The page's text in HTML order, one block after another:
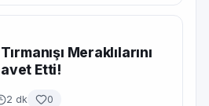
Meraklılarını
Etti!
2 dk 0